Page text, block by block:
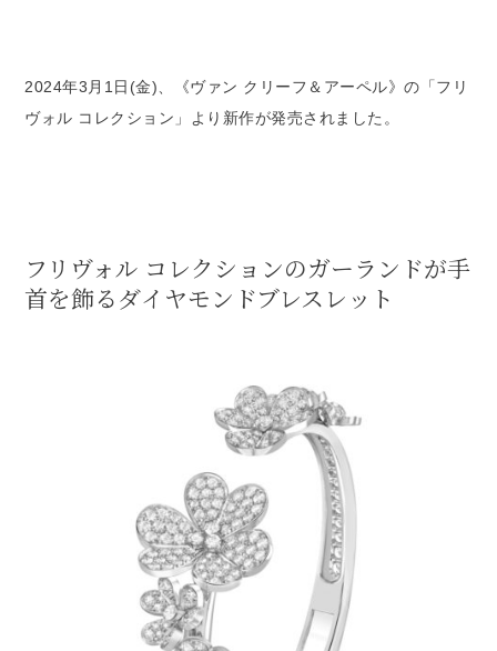
2024年3月1日(金)、《ヴァン クリーフ＆アーペル》の「フリ
ヴォル コレクション」より新作が発売されました。
フリヴォル コレクションのガーランドが手
首を飾るダイヤモンドブレスレット